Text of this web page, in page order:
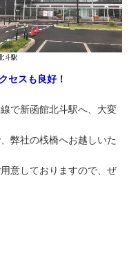
セスも良好！
で新函館北斗駅へ、大変
弊社の桟橋へお越しいた
意しておりますので、ぜ